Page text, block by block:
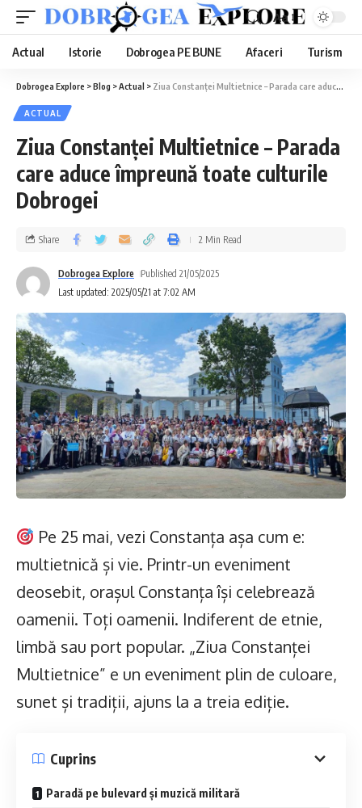
Aa
Actual Istorie Dobrogea PE BUNE Afaceri Turism
Dobrogea Explore >Blog >Actual > Ziua Constanței Multietnice – Parada care aduce împreună toate culturile Dobrogei
ACTUAL
Ziua Constanței Multietnice – Parada
care aduce împreună toate culturile
Dobrogei
Last updated: 2025/05/21 at 7:02 AM
Dobrogea Explore Published 21/05/2025
Share 2 Min Read
Pe 25 mai, vezi Constanța așa cum e:
multietnică și vie. Printr-un eveniment
deosebit, orașul Constanța își celebrează
oamenii. Toți oamenii. Indiferent de etnie,
limbă sau port popular. „Ziua Constanței
Multietnice” e un eveniment plin de culoare,
sunet și tradiții, ajuns la a treia ediție.
Cuprins
Paradă pe bulevard și muzică militară